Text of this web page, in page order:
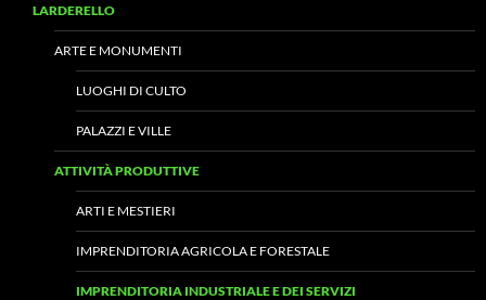
LARDERELLO
ARTE E MONUMENTI
LUOGHI DI CULTO
PALAZZI E VILLE
ATTIVITÀ PRODUTTIVE
ARTI E MESTIERI
IMPRENDITORIA AGRICOLA E FORESTALE
IMPRENDITORIA INDUSTRIALE E DEI SERVIZI